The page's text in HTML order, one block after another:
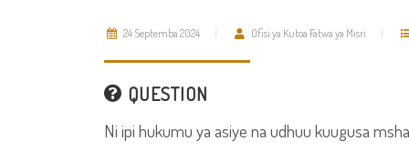
24 Septemba 2024 Ofisi ya Kutoa Fatwa ya Misri
QUESTION
Ni ipi hukumu ya asiye na udhuu kuugusa